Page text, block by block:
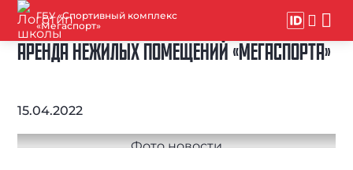
ГБУ «Спортивный комплекс
«Мегаспорт»
АРЕНДА НЕЖИЛЫХ ПОМЕЩЕНИЙ «МЕГАСПОРТА»
15.04.2022